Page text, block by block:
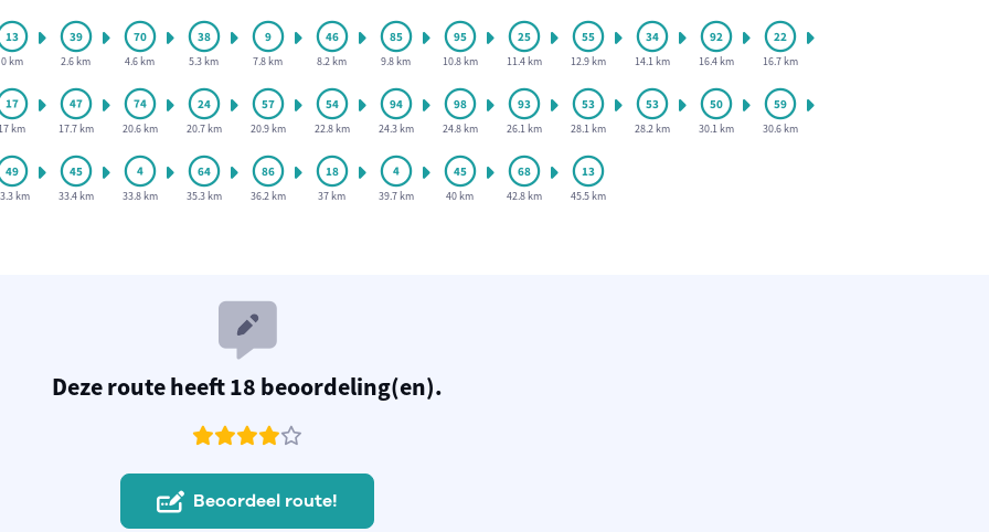
0 km 2.6 km 4.6 km 5.3 km 7.8 km 8.2 km 9.8 km 10.8 km 11.4 km 12.9 km 14.1 km 16.4 km 16.7 km
km 17.7 km 20.6 km 20.7 km 20.9 km 22.8 km 24.3 km 24.8 km 26.1 km 28.1 km 28.2 km 30.1 km 30.6 km
km 33.4 km 33.8 km 35.3 km 36.2 km 37 km 39.7 km 40 km 42.8 km 45.5 km
Deze route heeft 18 beoordeling(en).
Beoordeel route!